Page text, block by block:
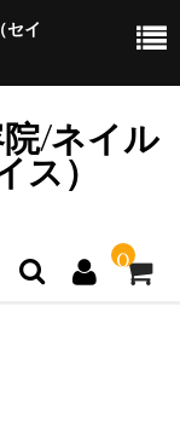
セイ
/ネイル
ス）
0